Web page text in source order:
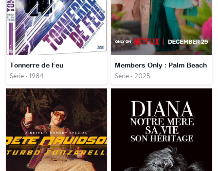
Tonnerre de Feu
Série • 1984
Members Only : Palm Beach
Série • 2025